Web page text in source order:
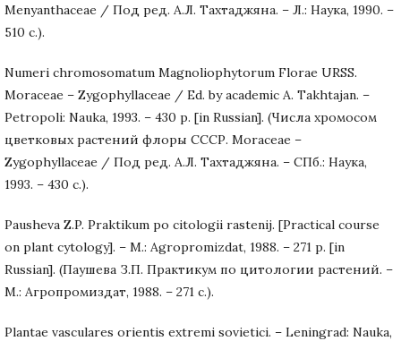
Menyanthaceae / Под ред. А.Л. Тахтаджяна. – Л.: Наука, 1990. –
510 с.).
Numeri chromosomatum Magnoliophytorum Florae URSS.
Moraceae – Zygophyllaceae / Ed. by academic A. Takhtajan. –
Petropoli: Nauka, 1993. – 430 p. [in Russian]. (Числа хромосом
цветковых растений флоры СССР. Moraceae –
Zygophyllaceae / Под ред. А.Л. Тахтаджяна. – СПб.: Наука,
1993. – 430 с.).
Pausheva Z.P. Praktikum po citologii rastenij. [Practical course
on plant cytology]. – M.: Agropromizdat, 1988. – 271 p. [in
Russian]. (Паушева З.П. Практикум по цитологии растений. –
М.: Агропромиздат, 1988. – 271 с.).
Plantae vasculares orientis extremi sovietici. – Leningrad: Nauka,